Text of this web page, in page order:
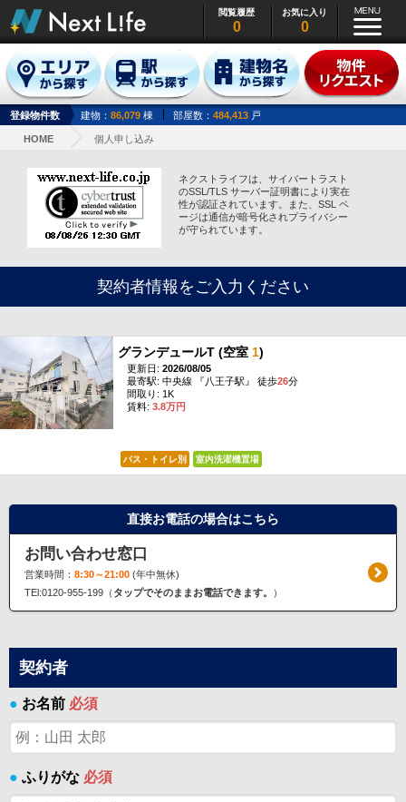
閲覧履歴
0
お気に入り
0
登録物件数 建物： 86,079 棟 部屋数： 484,413 戸
HOME 個人申し込み
ネクストライフは、サイバートラスト
のSSL/TLS サーバー証明書により実在
性が認証されています。また、SSL ペ
ージは通信が暗号化されプライバシー
が守られています。
契約者情報をご入力ください
グランデュールT (空室 1)
更新日: 2026/08/05
最寄駅: 中央線 『八王子駅』 徒歩26分
間取り: 1K
賃料: 3.8万円
バス・トイレ別 室内洗濯機置場
直接お電話の場合はこちら
お問い合わせ窓口
営業時間： 8:30～21:00(年中無休)
TEl:0120-955-199（ タップでそのままお電話できます。 ）
契約者
● お名前 必須
● ふりがな 必須